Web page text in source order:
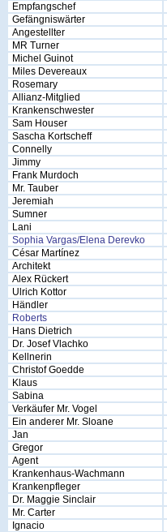
Empfangschef
Gefängniswärter
Angestellter
MR Turner
Michel Guinot
Miles Devereaux
Rosemary
Allianz-Mitglied
Krankenschwester
Sam Houser
Sascha Kortscheff
Connelly
Jimmy
Frank Murdoch
Mr. Tauber
Jeremiah
Sumner
Lani
Sophia Vargas/Elena Derevko
César Martínez
Architekt
Alex Rückert
Ulrich Kottor
Händler
Roberts
Hans Dietrich
Dr. Josef Vlachko
Kellnerin
Christof Goedde
Klaus
Sabina
Verkäufer Mr. Vogel
Ein anderer Mr. Sloane
Jan
Gregor
Agent
Krankenhaus-Wachmann
Krankenpfleger
Dr. Maggie Sinclair
Mr. Carter
Ignacio